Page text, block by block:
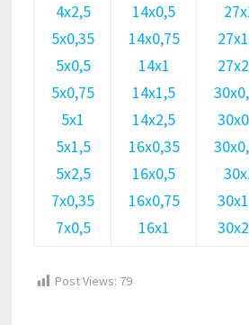
4х2,5
5х0,35
5х0,5
5х0,75
5х1
5х1,5
5х2,5
7х0,35
7х0,5
14х0,5
14х0,75
14х1
14х1,5
14х2,5
16х0,35
16х0,5
16х0,75
16х1
Post Views: 79